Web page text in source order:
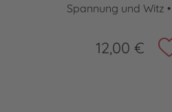
Spannung und Witz
12,00 €